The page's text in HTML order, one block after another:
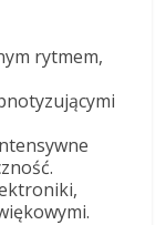
rytmem,